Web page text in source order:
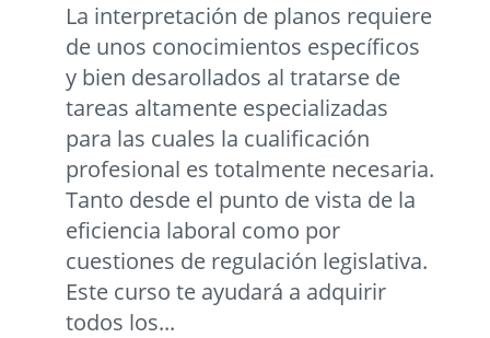
La interpretación de planos requiere
de unos conocimientos específicos
y bien desarollados al tratarse de
tareas altamente especializadas
para las cuales la cualificación
profesional es totalmente necesaria.
Tanto desde el punto de vista de la
eficiencia laboral como por
cuestiones de regulación legislativa.
Este curso te ayudará a adquirir
todos los...